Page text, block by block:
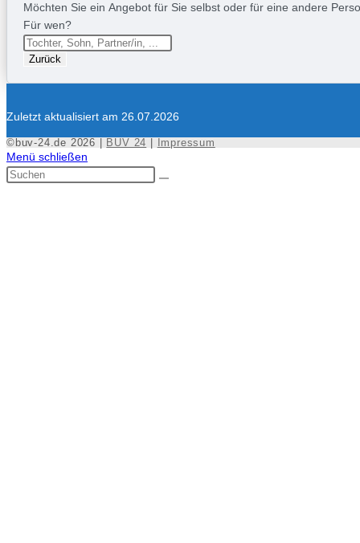
Möchten Sie ein Angebot für Sie selbst oder für eine andere
Für wen?
Zurück
Zuletzt aktualisiert am 26.07.2026
©buv-24.de 2026 | BUV 24 Impressum
Menü schließen